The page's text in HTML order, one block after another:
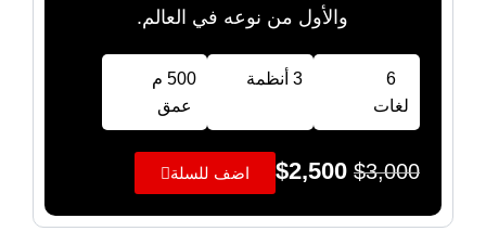
والأول من نوعه في العالم.
6
لغات
3 أنظمة
500 م
عمق
$3,000
$2,500 اضف للسلة